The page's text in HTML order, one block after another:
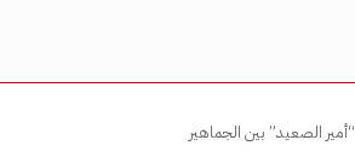
الصعيد” بين الجماهير